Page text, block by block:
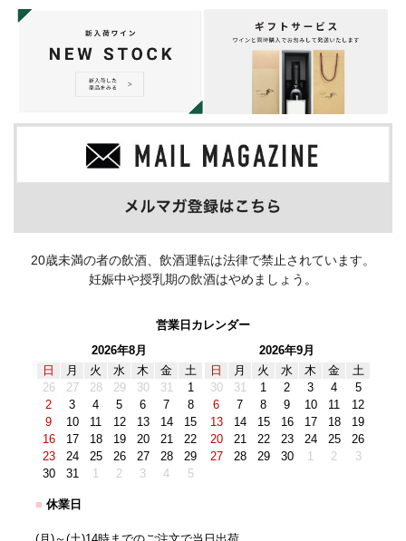
20歳未満の者の飲酒、飲酒運転は法律で禁止されています。
妊娠中や授乳期の飲酒はやめましょう。
営業日カレンダー
2026年8月
日
月 火 水 木 金
土
26
27 28 29 30 31
1
2
3 4 5 6 7
8
9
10 11 12 13 14
15
16
17 18 19 20 21
22
23
24 25 26 27 28
29
30
31 1 2 3 4 5
2026年9月
日
月 火 水 木 金
土
30
31 1 2 3 4
5
6
7 8 9 10 11
12
13
14 15 16 17 18
19
20
21 22 23 24 25
26
27
28 29 30 1 2 3
■ 休業日